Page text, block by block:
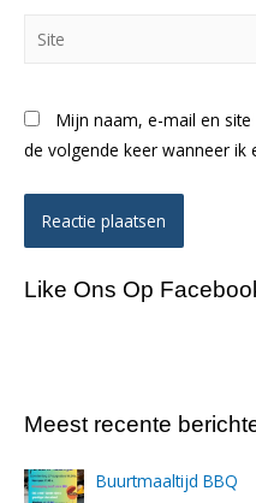
Mijn naam, e-mail en
de volgende keer wanneer ik
Like Ons Op
Meest recente
Buurtmaaltijd BBQ